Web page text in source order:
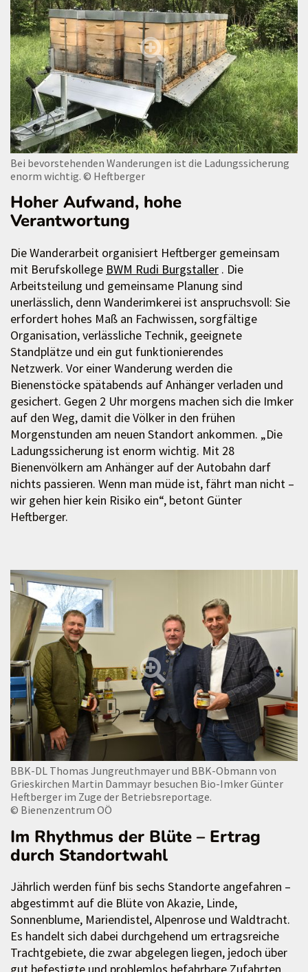
Bei bevorstehenden Wanderungen ist die Ladungssicherung
enorm wichtig. © Heftberger
Hoher Aufwand, hohe
Verantwortung
Die Wanderarbeit organisiert Heftberger gemeinsam
mit Berufskollege BWM Rudi Burgstaller . Die
Arbeitsteilung und gemeinsame Planung sind
unerlässlich, denn Wanderimkerei ist anspruchsvoll: Sie
erfordert hohes Maß an Fachwissen, sorgfältige
Organisation, verlässliche Technik, geeignete
Standplätze und ein gut funktionierendes
Netzwerk. Vor einer Wanderung werden die
Bienenstöcke spätabends auf Anhänger verladen und
gesichert. Gegen 2 Uhr morgens machen sich die Imker
auf den Weg, damit die Völker in den frühen
Morgenstunden am neuen Standort ankommen. „Die
Ladungssicherung ist enorm wichtig. Mit 28
Bienenvölkern am Anhänger auf der Autobahn darf
nichts passieren. Wenn man müde ist, fährt man nicht –
wir gehen hier kein Risiko ein“, betont Günter
Heftberger.
BBK-DL Thomas Jungreuthmayer und BBK-Obmann von
Grieskirchen Martin Dammayr besuchen Bio-Imker Günter
Heftberger im Zuge der Betriebsreportage.
© Bienenzentrum OÖ
Im Rhythmus der Blüte – Ertrag
durch Standortwahl
Jährlich werden fünf bis sechs Standorte angefahren –
abgestimmt auf die Blüte von Akazie, Linde,
Sonnenblume, Mariendistel, Alpenrose und Waldtracht.
Es handelt sich dabei durchgehend um ertragsreiche
Trachtgebiete, die zwar abgelegen liegen, jedoch über
gut befestigte und problemlos befahrbare Zufahrten